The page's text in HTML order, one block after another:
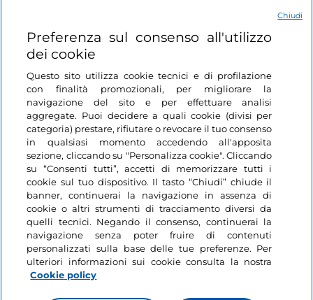
Login
Restiamo in contatto
Preferenza sul consenso all'utilizzo
dei cookie
Questo sito utilizza cookie tecnici e di profilazione
con finalità promozionali, per migliorare la
navigazione del sito e per effettuare analisi
aggregate. Puoi decidere a quali cookie (divisi per
categoria) prestare, rifiutare o revocare il tuo consenso
in qualsiasi momento accedendo all'apposita
sezione, cliccando su "Personalizza cookie". Cliccando
su “Consenti tutti”, accetti di memorizzare tutti i
cookie sul tuo dispositivo. Il tasto “Chiudi” chiude il
banner, continuerai la navigazione in assenza di
cookie o altri strumenti di tracciamento diversi da
quelli tecnici. Negando il consenso, continuerai la
navigazione senza poter fruire di contenuti
personalizzati sulla base delle tue preferenze. Per
ulteriori informazioni sui cookie consulta la nostra
Cookie policy
Chiudi